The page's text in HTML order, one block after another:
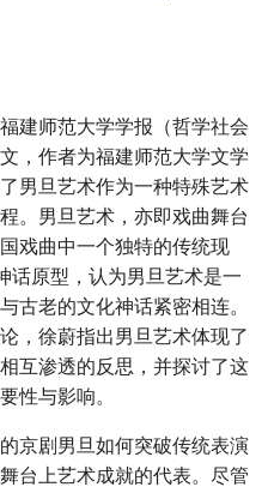
建师范大学学报（哲学社会
，作者为福建师范大学文学
男旦艺术作为一种特殊艺术
。男旦艺术，亦即戏曲舞台
戏曲中一个独特的传统现
话原型，认为男旦艺术是一
古老的文化神话紧密相连。
，徐蔚指出男旦艺术体现了
互渗透的反思，并探讨了这
性与影响。
京剧男旦如何突破传统表演
台上艺术成就的代表。尽管